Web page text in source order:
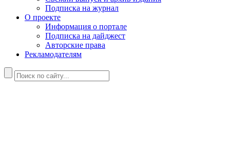
Подписка на журнал
О проекте
Информация о портале
Подписка на дайджест
Авторские права
Рекламодателям